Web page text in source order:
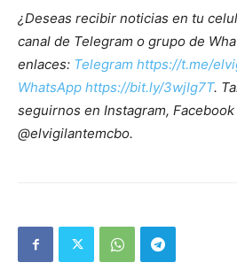
¿Deseas recibir noticias en tu
canal de Telegram o grupo de
enlaces: Telegram https://t.me/
WhatsApp https://bit.ly/3wjIg7T.
seguirnos en Instagram,
@elvigilantemcbo.